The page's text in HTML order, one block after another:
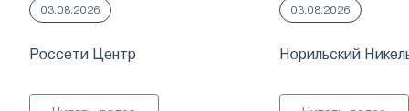
03.08.2026
Россети Центр
03.08.2026
Норильский